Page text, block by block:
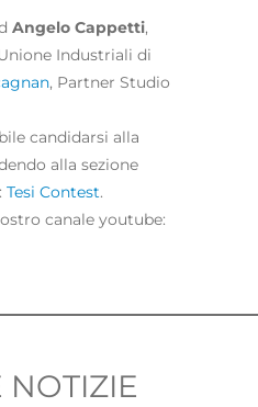
Angelo Cappetti,
Industriali di
, Partner Studio
candidarsi alla
alla sezione
Tesi Contest.
canale youtube:
NOTIZIE